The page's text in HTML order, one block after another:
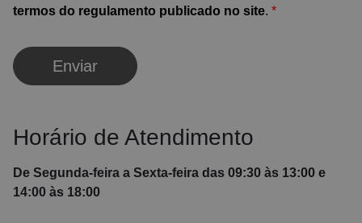
termos do regulamento publicado no site. *
Enviar
Horário de Atendimento
De Segunda-feira a Sexta-feira das 09:30 às 13:00 e
14:00 às 18:00